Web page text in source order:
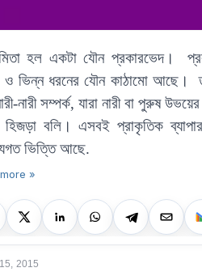
হল একটা যৌন প্রকারভেদ।
ও ভিন্ন ধরনের যৌন কাঠামো আছে।
নারী সম্পর্ক, যারা নারী বা পুরুষ
হিজড়া বলি। এসবই প্রাকৃতিক
ভিত্তি আছে.
»
2015